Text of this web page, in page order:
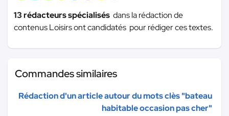
13 rédacteurs spécialisés dans la rédaction de
contenus Loisirs ont candidatés pour rédiger ces textes.
Commandes similaires
Rédaction d'un article autour du mots clès "bateau
habitable occasion pas cher"